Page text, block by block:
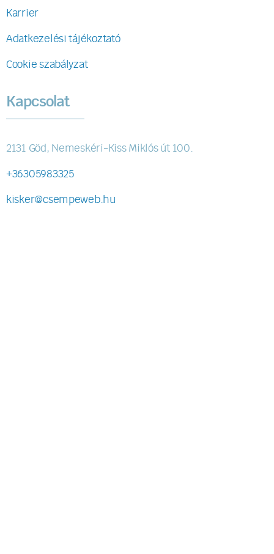
Karrier
Adatkezelési tájékoztató
Cookie szabályzat
Kapcsolat
2131 Göd, Nemeskéri-Kiss Miklós út 100.
+36305983325
kisker@csempeweb.hu